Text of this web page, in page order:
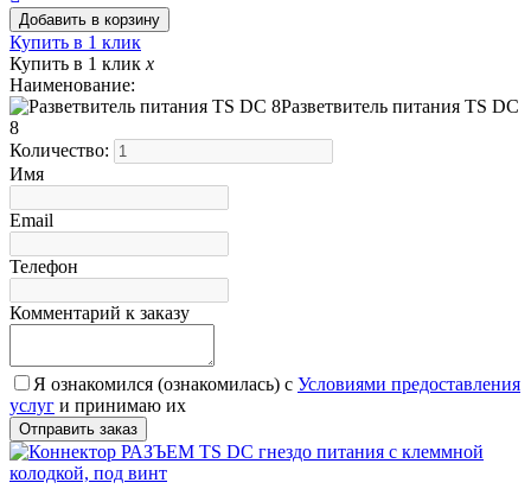
Купить в 1 клик
Купить в 1 клик x
Наименование:
Разветвитель питания TS DC
8
Количество:
Имя
Email
Телефон
Комментарий к заказу
Я ознакомился (ознакомилась) с Условиями предоставления
услуг и принимаю их